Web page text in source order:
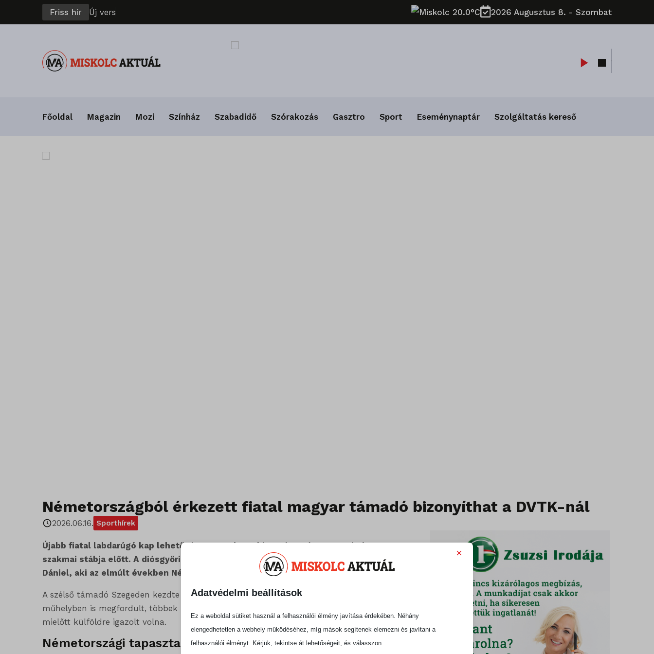
Friss hír Új vers Miskolc 20.0°C 2026 Augusztus 8. - Szombat
Főoldal Magazin Mozi Színház Szabadidő Szórakozás Gasztro Sport Eseménynaptár Szolgáltatás kereső
Németországból érkezett fiatal magyar támadó bizonyíthat a DVTK-nál
2026.06.16. Sporthírek
Újabb fiatal labdarúgó kap lehetőséget arra, hogy bizonyítsa rátermettségét a DVTK
szakmai stábja előtt. A diósgyőri klubnál próbajátékon vesz részt a 19 éves Barna
Dániel, aki az elmúlt években Németországban futballozott.
A szélső támadó Szegeden kezdte pályafutását, majd több magyar utánpótlás-nevelő
műhelyben is megfordult, többek között a Puskás Akadémián és az ETO rendszerében,
mielőtt külföldre igazolt volna.
Németországi tapasztalatokkal érkezik
Adatvédelmi beállítások
×
Ez a weboldal sütiket használ a felhasználói élmény javítása érdekében. Néhány
elengedhetetlen a webhely működéséhez, míg mások segítenek elemezni és javítani a
felhasználói élményt. Kérjük, tekintse át lehetőségeit, és válasszon.